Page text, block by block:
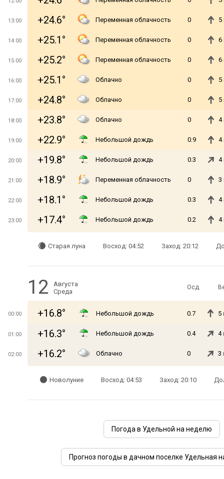
13:00 +24.6° Переменная облачность 0 5
14:00 +25.1° Переменная облачность 0 6
15:00 +25.2° Переменная облачность 0 6
16:00 +25.1° Облачно 0 5
17:00 +24.8° Облачно 0 5
18:00 +23.8° Облачно 0 4
19:00 +22.9° Небольшой дождь 0.9 4
20:00 +19.8° Небольшой дождь 0.3 4
21:00 +18.9° Переменная облачность 0 3
22:00 +18.1° Небольшой дождь 0.3 4
23:00 +17.4° Небольшой дождь 0.2 4
Старая луна Восход: 04:52 Заход: 20:12
12
Августа
Среда
Осд.
00:00 +16.8° Небольшой дождь 0.7 5
01:00 +16.3° Небольшой дождь 0.4 4
02:00 +16.2° Облачно 0 3
Новолуние Восход: 04:53 Заход: 20:10
Погода в Удельной на неделю
Прогноз погоды в дачном поселке Удельная